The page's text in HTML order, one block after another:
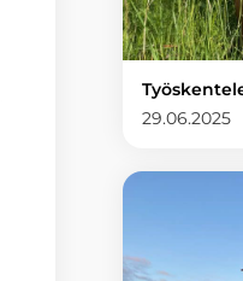
29.06.2025